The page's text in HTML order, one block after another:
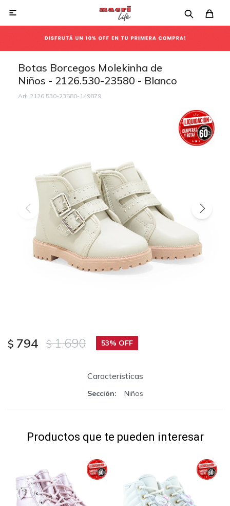

Botas Borcegos Molekinha de
Niños - 2126.530-23580 - Blanco
2126.530-23580-149879
$ 794 $ 1.690 53
Características
Sección Niños
Productos que te pueden interesar